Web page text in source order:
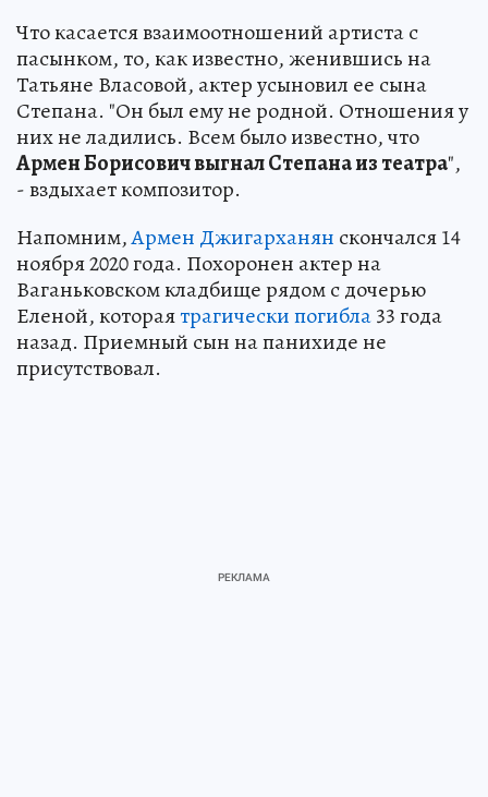
Что касается взаимоотношений артиста с
пасынком, то, как известно, женившись на
Татьяне Власовой, актер усыновил ее сына
Степана. "Он был ему не родной. Отношения у
них не ладились. Всем было известно, что
Армен Борисович выгнал Степана из театра",
- вздыхает композитор.
Напомним,Армен Джигарханян скончался 14
ноября 2020 года. Похоронен актер на
Ваганьковском кладбище рядом с дочерью
Еленой, котораятрагически погибла33 года
назад. Приемный сын на панихиде не
присутствовал.